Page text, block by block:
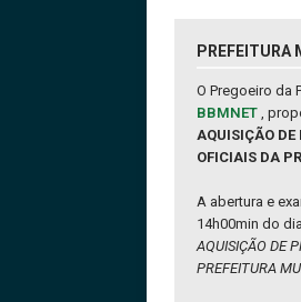
PREFEITURA
O Pregoeiro da
BBMNET ,
AQUISIÇÃO DE
OFICIAIS DA
A abertura e
14h00min do
AQUISIÇÃO DE
PREFEITURA